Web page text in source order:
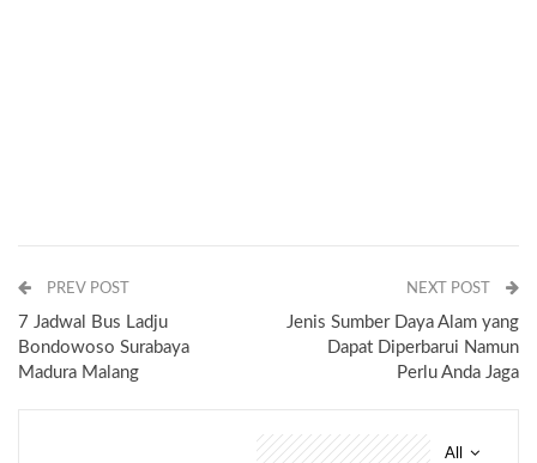
PREV POST
7 Jadwal Bus Ladju
Bondowoso Surabaya
Madura Malang
NEXT POST
Jenis Sumber Daya Alam yang
Dapat Diperbarui Namun
Perlu Anda Jaga
All